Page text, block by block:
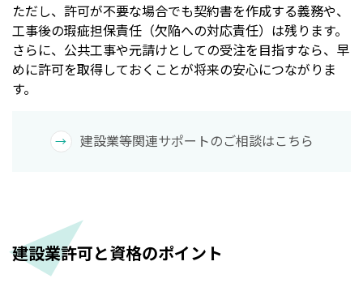
ただし、許可が不要な場合でも契約書を作成する義務や、
工事後の瑕疵担保責任（欠陥への対応責任）は残ります。
さらに、公共工事や元請けとしての受注を目指すなら、早
めに許可を取得しておくことが将来の安心につながりま
す。
建設業等関連サポートのご相談はこちら
建設業許可と資格のポイント